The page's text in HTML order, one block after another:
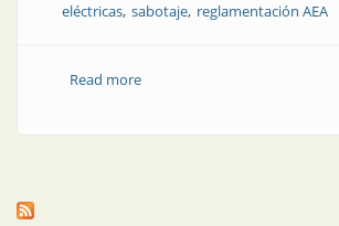
eléctricas sabotaje reglamentación AEA
Read moreabout Ejecución de obras de